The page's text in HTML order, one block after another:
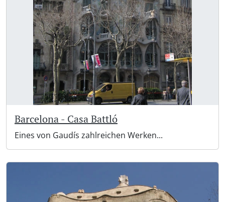
Barcelona - Casa Battló
Eines von Gaudís zahlreichen Werken...